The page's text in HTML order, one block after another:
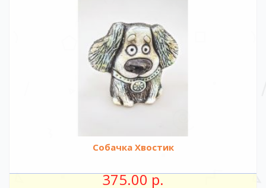
Собачка Хвостик
375.00 р.